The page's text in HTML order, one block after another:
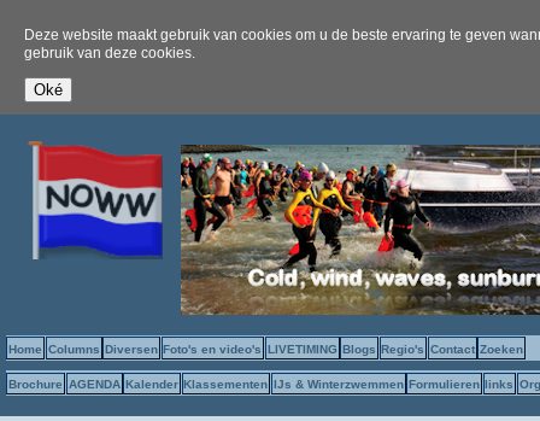
Deze website maakt gebruik van cookies om u de beste ervaring te geven
gebruik van deze cookies.
Home Columns Diversen Foto's en video's LIVETIMING Blogs Regio's Contact Zoeken
Brochure AGENDA Kalender Klassementen IJs & Winterzwemmen Formulieren links